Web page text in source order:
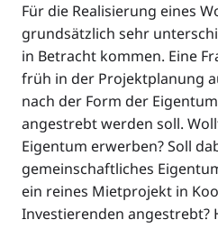
Für die Realisierung eines
grundsätzlich sehr
in Betracht kommen. Eine
früh in der Projektplanung
nach der Form der
angestrebt werden soll.
Eigentum erwerben? Soll
gemeinschaftliches
ein reines Mietprojekt in
Investierenden